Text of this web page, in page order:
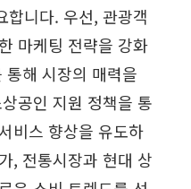
합니다. 우선, 관광객
마케팅 전략을 강화
해 시장의 매력을
공인 지원 정책을 통
비스 향상을 유도하
, 전통시장과 현대 상